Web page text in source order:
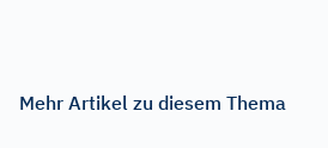
Mehr Artikel zu diesem Thema